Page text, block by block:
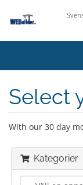
Select
With our 30 day
Kategorier